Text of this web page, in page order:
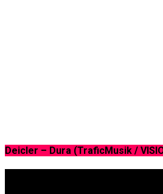
Deicler – Dura (TraficMusik /